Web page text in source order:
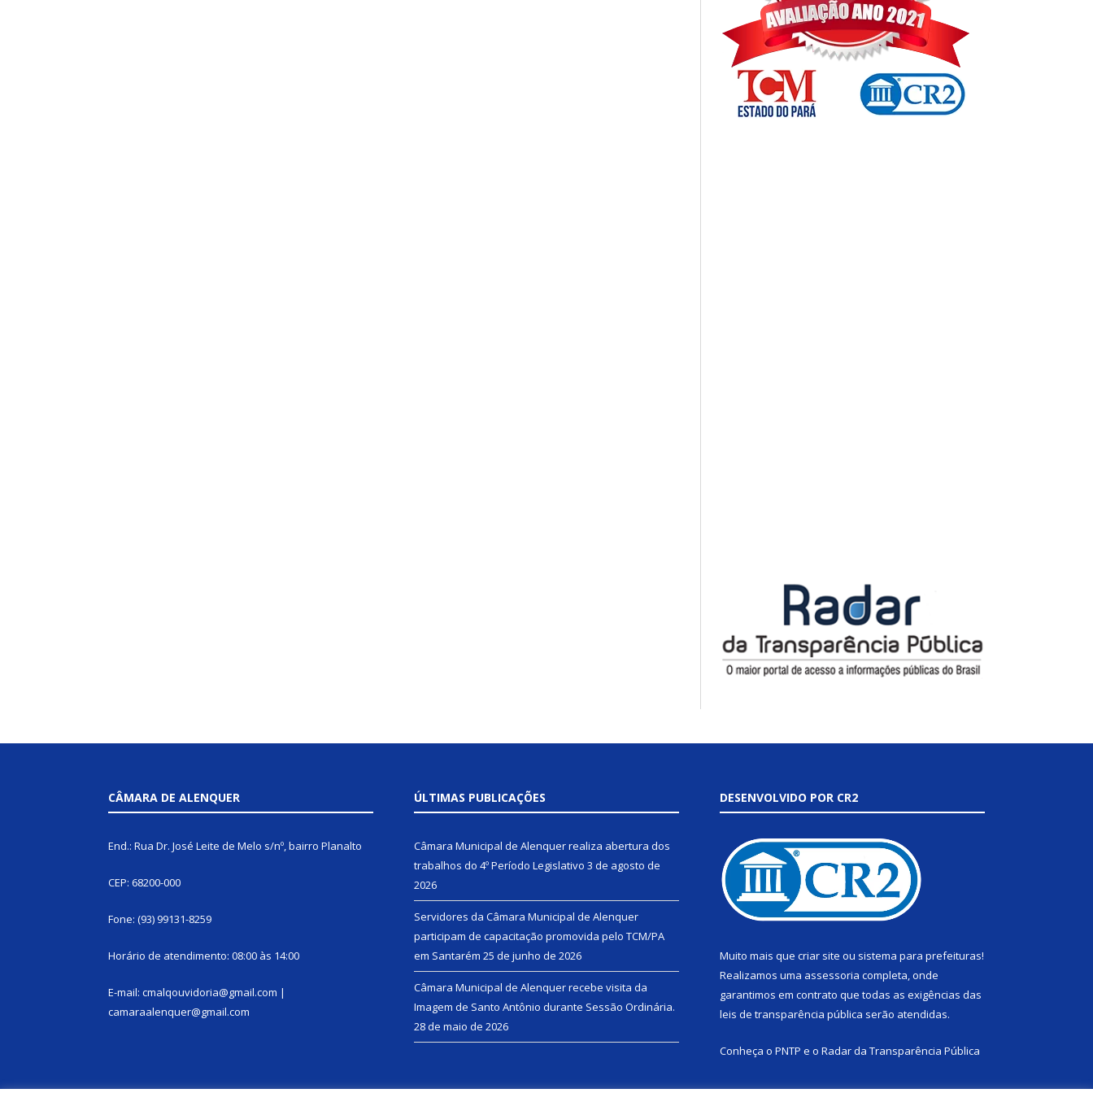
CÂMARA DE ALENQUER
End.: Rua Dr. José Leite de Melo s/nº, bairro Planalto
CEP: 68200-000
Fone: (93) 99131-8259
Horário de atendimento: 08:00 às 14:00
E-mail: cmalqouvidoria@gmail.com |
camaraalenquer@gmail.com
ÚLTIMAS PUBLICAÇÕES
Câmara Municipal de Alenquer realiza abertura dos
trabalhos do 4º Período Legislativo 3 de agosto de
2026
Servidores da Câmara Municipal de Alenquer
participam de capacitação promovida pelo TCM/PA
em Santarém 25 de junho de 2026
Câmara Municipal de Alenquer recebe visita da
Imagem de Santo Antônio durante Sessão Ordinária.
28 de maio de 2026
DESENVOLVIDO POR CR2
Muito mais que criar site ou sistema para prefeituras!
Realizamos uma assessoria completa, onde
garantimos em contrato que todas as exigências das
leis de transparência pública serão atendidas.
Conheça o PNTP e o Radar da Transparência Pública